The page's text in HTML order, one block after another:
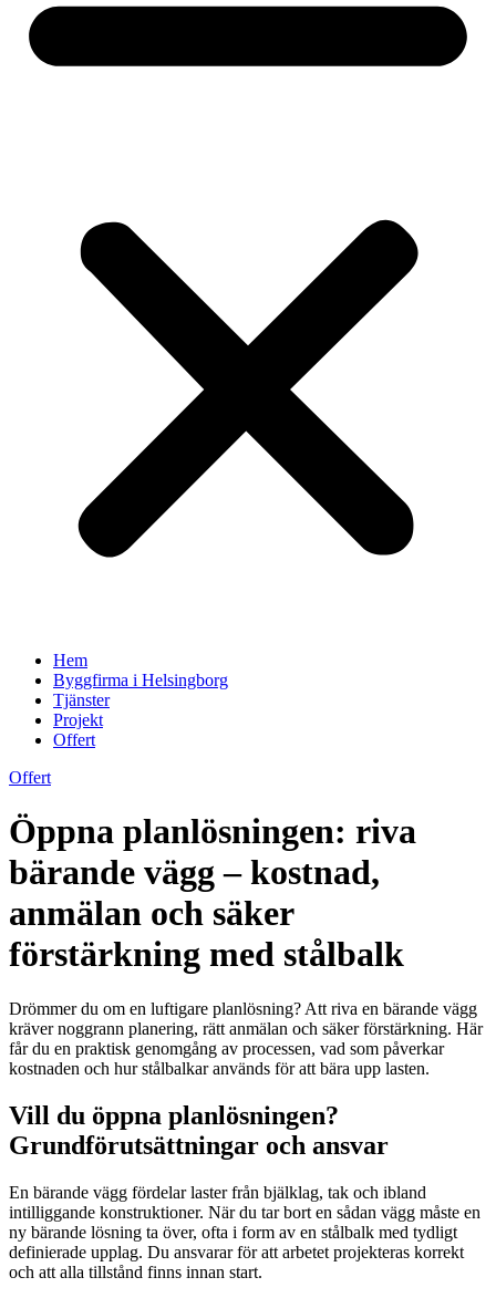
Hem
Byggfirma i Helsingborg
Tjänster
Projekt
Offert
Offert
Öppna planlösningen: riva
bärande vägg – kostnad,
anmälan och säker
förstärkning med stålbalk
Drömmer du om en luftigare planlösning? Att riva en bärande vägg
kräver noggrann planering, rätt anmälan och säker förstärkning. Här
får du en praktisk genomgång av processen, vad som påverkar
kostnaden och hur stålbalkar används för att bära upp lasten.
Vill du öppna planlösningen?
Grundförutsättningar och ansvar
En bärande vägg fördelar laster från bjälklag, tak och ibland
intilliggande konstruktioner. När du tar bort en sådan vägg måste en
ny bärande lösning ta över, ofta i form av en stålbalk med tydligt
definierade upplag. Du ansvarar för att arbetet projekteras korrekt
och att alla tillstånd finns innan start.